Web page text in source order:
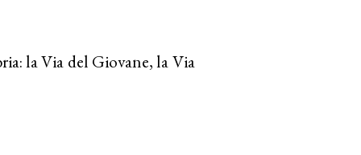
la Via del Giovane, la Via